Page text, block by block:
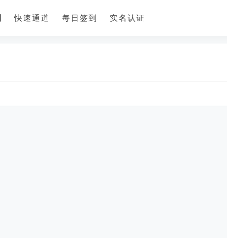
快速通道 每日签到 实名认证